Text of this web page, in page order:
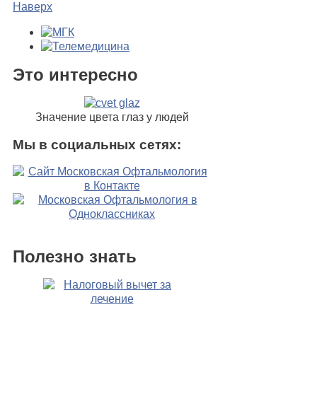
Наверх
Это интересно
Значение цвета глаз у людей
Мы в социальных сетях:
Полезно знать